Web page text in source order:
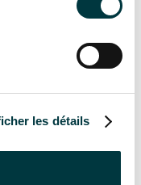
les détails
66